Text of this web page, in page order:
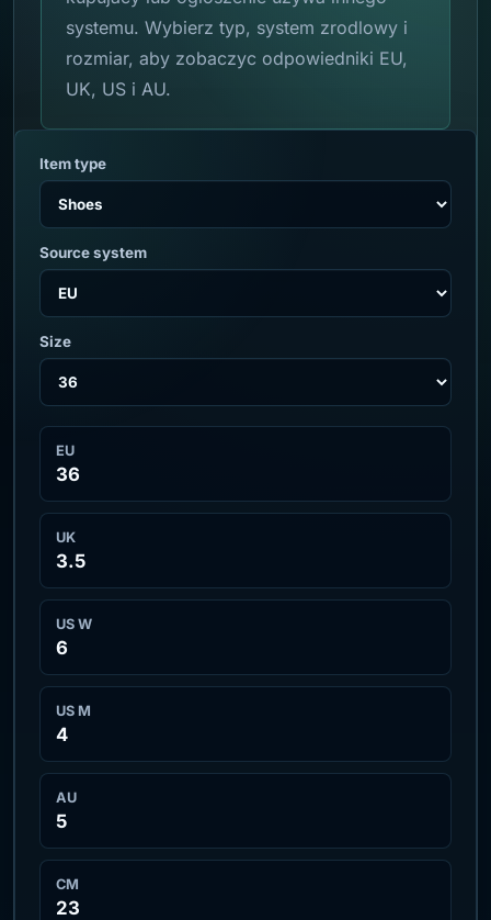
systemu. Wybierz typ, system zrodlowy i
rozmiar, aby zobaczyc odpowiedniki EU,
UK, US i AU.
Item type
Source system
Size
EU
36
UK
3.5
US W
6
US M
4
AU
5
CM
23